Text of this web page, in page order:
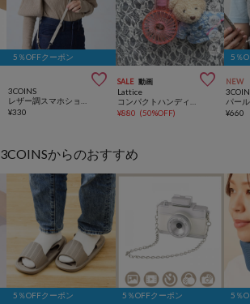
5％OFFクーポン

3COINS
¥330
SALE 動画 
Lattice
¥880 (50%OFF)
5％
NEW
¥660
3COINSからのおすすめ
5％OFFクーポン 5％OFFクーポン 5％